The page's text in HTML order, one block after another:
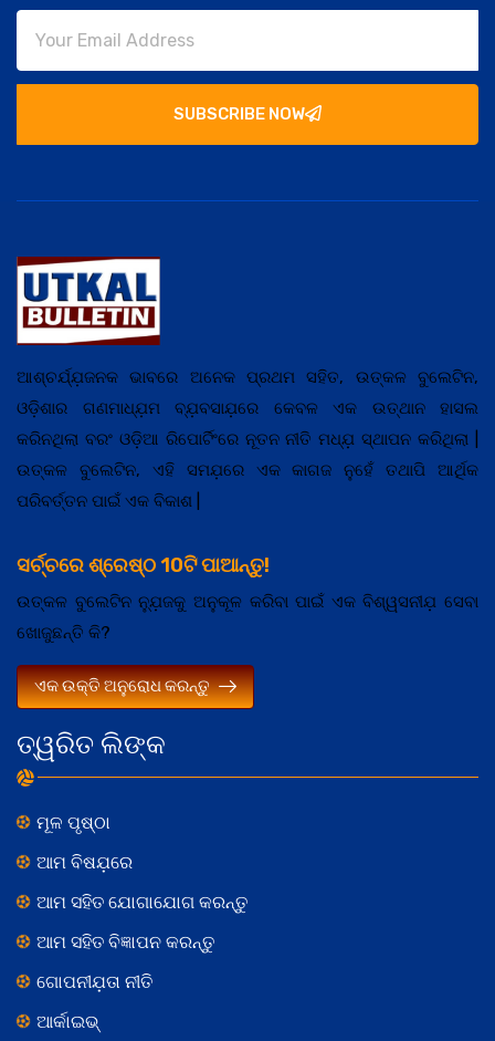
SUBSCRIBE NOW
ତ୍ୱରିତ ଲିଙ୍କ
ମୂଳ ପୃଷ୍ଠା
ଆମ ବିଷଯ଼ରେ
ଆମ ସହିତ ଯୋଗାଯୋଗ କରନ୍ତୁ
ଆମ ସହିତ ବିଜ୍ଞାପନ କରନ୍ତୁ
ଗୋପନୀଯ଼ତା ନୀତି
ଆର୍କାଇଭ୍
ଆଶ୍ଚର୍ଯ୍ଯ଼ଜନକ ଭାବରେ ଅନେକ ପ୍ରଥମ ସହିତ, ଉତ୍କଳ ବୁଲେଟିନ,
ଓଡ଼ିଶାର ଗଣମାଧ୍ଯ଼ମ ବ୍ଯ଼ବସାଯ଼ରେ କେବଳ ଏକ ଉତ୍ଥାନ ହାସଲ
କରିନଥିଲା ବରଂ ଓଡ଼ିଆ ରିପୋର୍ଟିଂରେ ନୂତନ ନୀତି ମଧ୍ଯ଼ ସ୍ଥାପନ କରିଥିଲା |
ଉତ୍କଳ ବୁଲେଟିନ, ଏହି ସମଯ଼ରେ ଏକ କାଗଜ ନୁହେଁ ତଥାପି ଆର୍ଥିକ
ପରିବର୍ତ୍ତନ ପାଇଁ ଏକ ବିକାଶ |
ସର୍ଚ୍ଚରେ ଶ୍ରେଷ୍ଠ 10ଟି ପାଆନ୍ତୁ!
ଉତ୍କଳ ବୁଲେଟିନ ନ୍ଯ଼ୁଜକୁ ଅନୁକୂଳ କରିବା ପାଇଁ ଏକ ବିଶ୍ୱସନୀଯ଼ ସେବା
ଖୋଜୁଛନ୍ତି କି?
ଏକ ଉକ୍ତି ଅନୁରୋଧ କରନ୍ତୁ